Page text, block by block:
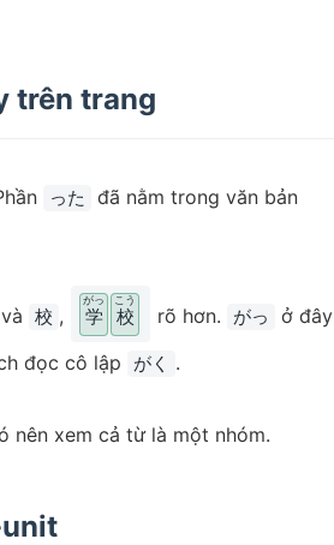
trên trang
った
đã nằm trong văn bản
và 校 , 学
がっ
校
こう
rõ hơn. がっ
ở đây
đọc cô lập
がく .
nên xem cả từ là một nhóm.